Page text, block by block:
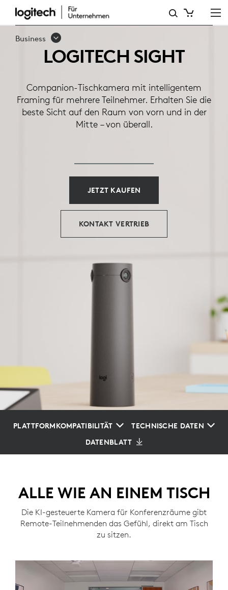
LOGITECH
SIGHT
Business
LOGITECH SIGHT
Companion-Tischkamera mit intelligentem
Framing für mehrere Teilnehmer. Erhalten Sie die
beste Sicht auf den Raum von vorn und in der
Mitte – von überall.
JETZT KAUFEN
KONTAKT VERTRIEB
PLATTFORMKOMPATIBILITÄT
TECHNISCHE DATEN
DATENBLATT
ALLE WIE AN EINEM TISCH
Die KI-gesteuerte Kamera für Konferenzräume gibt
Remote-Teilnehmenden das Gefühl, direkt am Tisch
zu sitzen.